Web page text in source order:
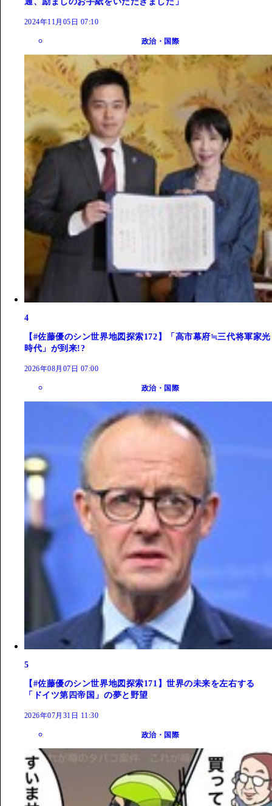
2024年11月05日 07:10
政治・国際
4
【#佐藤優のシン世界地図探索172】「高市幕府≒三代将軍家光
時代」が到来!?
2026年08月07日 07:00
政治・国際
5
【#佐藤優のシン世界地図探索171】世界の未来を左右する
「ドイツ第四帝国」の夢と野望
2026年07月31日 11:30
政治・国際